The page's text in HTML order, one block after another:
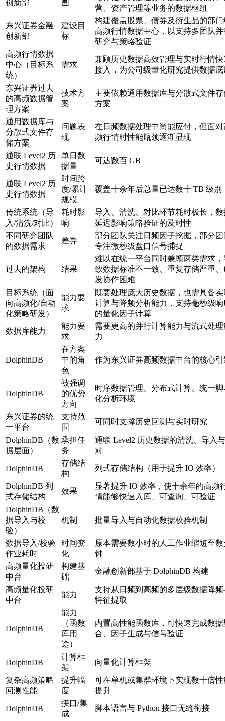
创新部 围
营、资产管理等业务的数据枢纽
东兴证券金融
创新部
建设目
标
构建覆盖股票、债券及衍生品的部门
高频行情数据中心，以支持多团队并
研究与策略验证
高频行情数据
中心（目标系
统）
需求
兼顾历史数据高效管理与实时行情快
接入，为公司级量化研究提供数据底
东兴证券过去
的高频数据管
理方案
技术方
案
主要依赖通用数据库与分散式文件存
方案
通用数据库与
分散式文件存
储方案
问题表
现
在日频数据处理中尚能应付，但面对
频行情时性能瓶颈逐渐显现
通联 Level2 历
史行情数据
单日数
据量
可达数百 GB
通联 Level2 历
史行情数据
时间跨
度/累计
规模
覆盖十余年后总量已达数十 TB 级别
传统系统（导
入/清洗/对比）
耗时影
响
导入、清洗、对比环节耗时极长，数
延迟影响策略验证的及时性
不同研究团队
的数据需求
差异
部分团队关注日频因子挖掘，部分团
专注微秒级盘口信号捕捉
过去的架构 结果
难以在统一平台同时兼顾两类需求，
致数据标准不一致、重复存储严重、
发协作困难
目标系统（面
向高频化/自动
化策略研发）
能力要
求
既要处理庞大历史数据，也需具备实
计算与降频分析能力，支持毫秒级响
的量化因子计算
数据库能力
能力要
求
需要更高的并行计算能力与流式处理
力
DolphinDB
在方案
中的角
色
作为东兴证券高频数据中台的核心引
DolphinDB
被强调
的优势
方向
时序数据管理、分布式计算、统一脚
化分析环境
东兴证券的统
一平台
支持范
围
可同时支撑历史回测与实时研究
DolphinDB（数
据层面）
承担任
务
通联 Level2 历史数据的清洗、导入
对
DolphinDB
存储结
构
列式存储结构（用于提升 IO 效率）
DolphinDB 列
式存储结构
效果
显著提升 IO 效率，使十余年的高频
情能够快速入库、可查询、可验证
DolphinDB（数
据导入与校
验）
机制 批量导入与自动化数据校验机制
数据导入/校验
作业耗时
时间变
化
原本需要数小时的人工作业缩短至数
钟
高频量化投研
中台
构建基
础
金融创新部基于 DolphinDB 构建
高频量化投研
中台
能力
支持从日频到高频的多层级数据降频
特征提取
DolphinDB
能力
（函数
库用
途）
内置高性能函数库，可快速完成数据
合、因子生成与信号验证
DolphinDB
计算框
架
向量化计算框架
复杂高频策略
回测性能
提升幅
度
可在单机或集群环境下实现数十倍性
提升
DolphinDB
接口/集
成
脚本语言与 Python 接口无缝衔接